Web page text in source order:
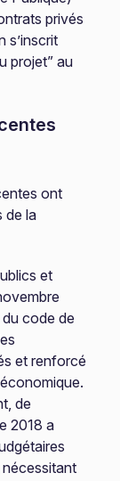
privés
s’inscrit
projet” au
ont
de la
et
code de
et renforcé
de
2018 a